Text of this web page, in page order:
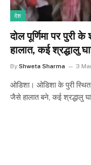
देश
दोल पूर्णिमा पर पुरी
हालात, कई श्रद्धालु
By Shweta Sharma 3
ओडिशा। ओडिशा के पुरी स्थित
जैसे हालात बने, कई श्रद्धालु